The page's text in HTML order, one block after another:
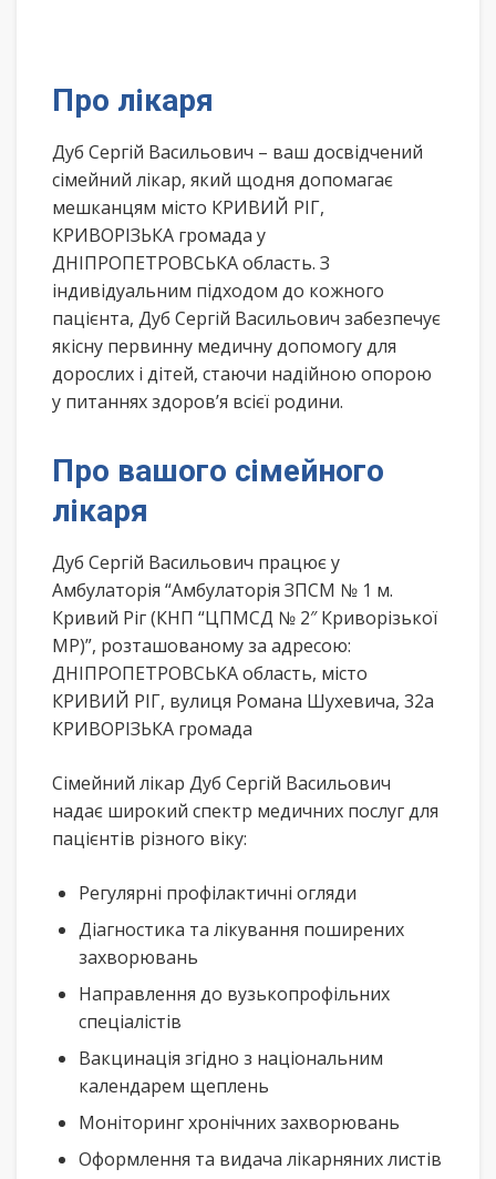
Про лікаря
Дуб Сергій Васильович – ваш досвідчений
сімейний лікар, який щодня допомагає
мешканцям місто КРИВИЙ РІГ,
КРИВОРІЗЬКА громада у
ДНІПРОПЕТРОВСЬКА область. З
індивідуальним підходом до кожного
пацієнта, Дуб Сергій Васильович забезпечує
якісну первинну медичну допомогу для
дорослих і дітей, стаючи надійною опорою
у питаннях здоров’я всієї родини.
Про вашого сімейного
лікаря
Дуб Сергій Васильович працює у
Амбулаторія “Амбулаторія ЗПСМ № 1 м.
Кривий Ріг (КНП “ЦПМСД № 2″ Криворізької
МР)”, розташованому за адресою:
ДНІПРОПЕТРОВСЬКА область, місто
КРИВИЙ РІГ, вулиця Романа Шухевича, 32а
КРИВОРІЗЬКА громада
Сімейний лікар Дуб Сергій Васильович
надає широкий спектр медичних послуг для
пацієнтів різного віку:
Регулярні профілактичні огляди
Діагностика та лікування поширених
захворювань
Направлення до вузькопрофільних
спеціалістів
Вакцинація згідно з національним
календарем щеплень
Моніторинг хронічних захворювань
Оформлення та видача лікарняних листів